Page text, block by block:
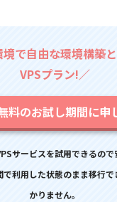
で自由な環境構築
VPSプラン!／
料のお試し期間に申
サービスを試用できるので
利用した状態のまま移行
かりません。